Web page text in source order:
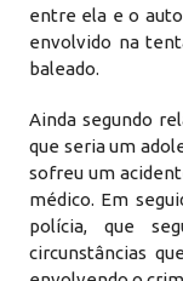
entre ela e o
envolvido na
baleado.
Ainda segundo
que seria um
sofreu um
médico. Em
polícia, que
circunstâncias